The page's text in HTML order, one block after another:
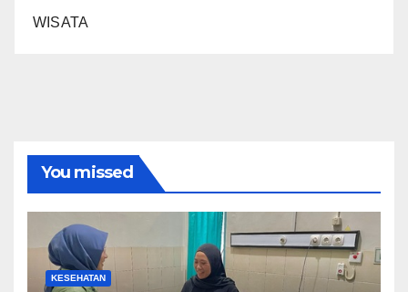
WISATA
You missed
KESEHATAN